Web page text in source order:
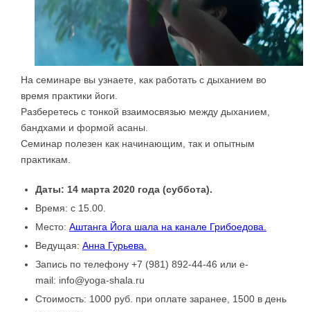
На семинаре вы узнаете, как работать с дыханием во
время практики йоги.
Разберетесь с тонкой взаимосвязью между дыханием,
бандхами и формой асаны.
Семинар полезен как начинающим, так и опытным
практикам.
Даты: 14 марта 2020 года (суббота).
Время: с 15.00.
Место: Аштанга Йога шала на канале Грибоедова.
Ведущая: Анна Гурьева.
Запись по телефону +7 (981) 892-44-46 или e-
mail: info@yoga-shala.ru
Стоимость: 1000 руб. при оплате заранее, 1500 в день